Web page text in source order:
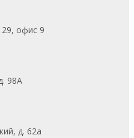
29, офис 9
98А
д. 62а